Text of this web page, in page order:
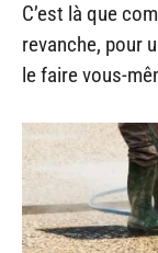
C’est là que
revanche, pour
le faire vous-